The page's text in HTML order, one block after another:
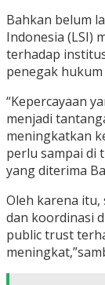
Bahkan belum
Indonesia (LSI)
terhadap
penegak
“Kepercayaan
menjadi
meningkatkan
perlu sampai di
yang diterima
Oleh karena
dan koordinasi
public trust